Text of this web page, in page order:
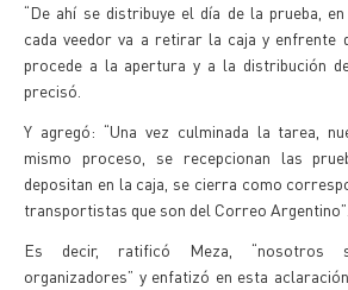
“De ahí se distribuye el día de la prueba,
cada veedor va a retirar la caja y enfrente
procede a la apertura y a la distribución de
precisó.
Y agregó: “Una vez culminada la tarea,
mismo proceso, se recepcionan las
depositan en la caja, se cierra como
transportistas que son del Correo Argentino”.
Es decir, ratificó Meza, “nosotros
organizadores” y enfatizó en esta